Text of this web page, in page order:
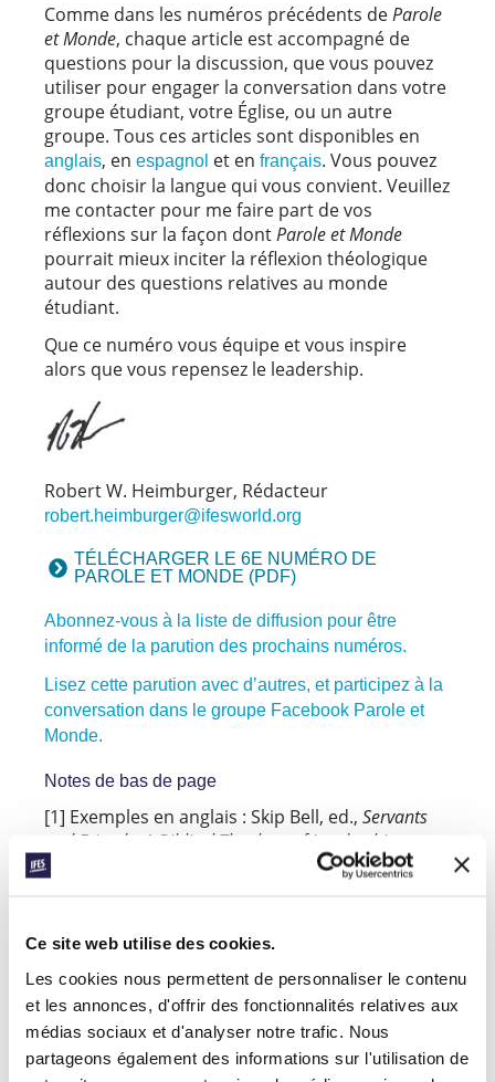
Ce site web utilise des cookies.
Les cookies nous permettent de personnaliser le contenu
et les annonces, d'offrir des fonctionnalités relatives aux
médias sociaux et d'analyser notre trafic. Nous
partageons également des informations sur l'utilisation de
Comme dans les numéros précédents deParole
et Monde, chaque article est accompagné de
questions pour la discussion, que vous pouvez
utiliser pour engager la conversation dans votre
groupe étudiant, votre Église, ou un autre
groupe. Tous ces articles sont disponibles en
anglais, en espagnol et en français. Vous pouvez
donc choisir la langue qui vous convient. Veuillez
me contacter pour me faire part de vos
réflexions sur la façon dontParole et Monde
pourrait mieux inciter la réflexion théologique
autour des questions relatives au monde
étudiant.
Que ce numéro vous équipe et vous inspire
alors que vous repensez le leadership.
Robert W. Heimburger, Rédacteur
robert.heimburger@ifesworld.org
TÉLÉCHARGER LE 6E NUMÉRO DE
PAROLE ET MONDE (PDF)
Abonnez-vous à la liste de diffusion pour être
informé de la parution des prochains numéros.
Lisez cette parution avec d’autres, et participez à la
conversation dans le groupe Facebook Parole et
Monde.
Notes de bas de page
[1] Exemples en anglais : Skip Bell, ed., Servants
and Friends: A Biblical Theology of Leadership
(Berrien Springs, Mich.: Andrews University
Abingdon Press, 2015) ; Benjamin Forrest et Chet
Everyday Leader(Grand Rapids, Mich.: Kregel
Academic, 2017); Don N. Howell, Jr.,Servants of
the Servant: A Biblical Theology of Leadership
(Eugene, Ore.: Wipf & Stock, 2003) ; Timothy S.